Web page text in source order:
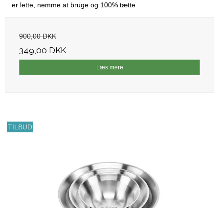
er lette, nemme at bruge og 100% tætte
900,00 DKK
349,00 DKK
Læs mere
TILBUD